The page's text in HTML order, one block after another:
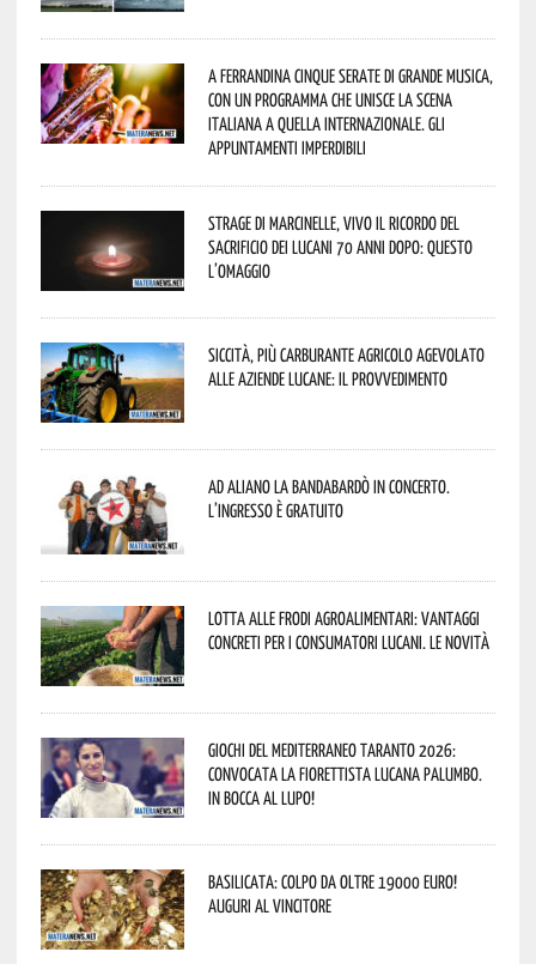
A Ferrandina cinque serate di grande musica,
con un programma che unisce la scena
italiana a quella internazionale. Gli
appuntamenti imperdibili
Strage di Marcinelle, vivo il ricordo del
sacrificio dei lucani 70 anni dopo: questo
l’omaggio
Siccità, più carburante agricolo agevolato
alle aziende lucane: il provvedimento
Ad Aliano la Bandabardò in concerto.
L’ingresso è gratuito
Lotta alle frodi agroalimentari: vantaggi
concreti per i consumatori lucani. Le novità
Giochi del Mediterraneo Taranto 2026:
convocata la fiorettista lucana Palumbo.
In bocca al lupo!
Basilicata: colpo da oltre 19000 Euro!
Auguri al vincitore